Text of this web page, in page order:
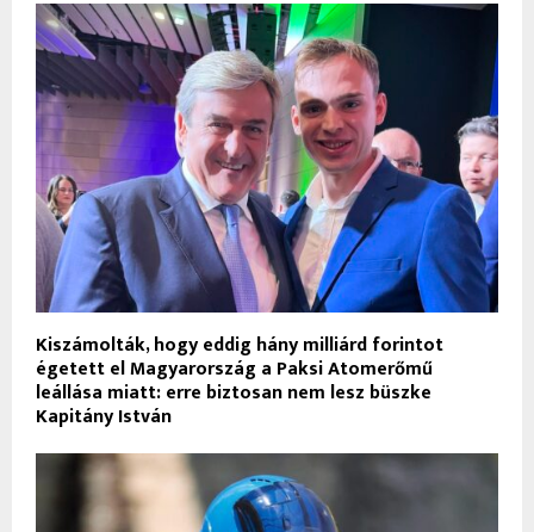
Kiszámolták, hogy eddig hány milliárd forintot
égetett el Magyarország a Paksi Atomerőmű
leállása miatt: erre biztosan nem lesz büszke
Kapitány István